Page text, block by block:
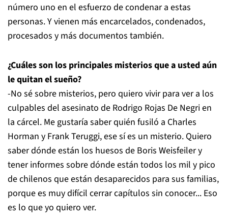
número uno en el esfuerzo de condenar a estas
personas. Y vienen más encarcelados, condenados,
procesados y más documentos también.
¿Cuáles son los principales misterios que a usted aún
le quitan el sueño?
-No sé sobre misterios, pero quiero vivir para ver a los
culpables del asesinato de Rodrigo Rojas De Negri en
la cárcel. Me gustaría saber quién fusiló a Charles
Horman y Frank Teruggi, ese sí es un misterio. Quiero
saber dónde están los huesos de Boris Weisfeiler y
tener informes sobre dónde están todos los mil y pico
de chilenos que están desaparecidos para sus familias,
porque es muy difícil cerrar capítulos sin conocer... Eso
es lo que yo quiero ver.